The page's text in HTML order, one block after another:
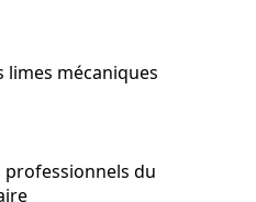
limes mécaniques
professionnels du